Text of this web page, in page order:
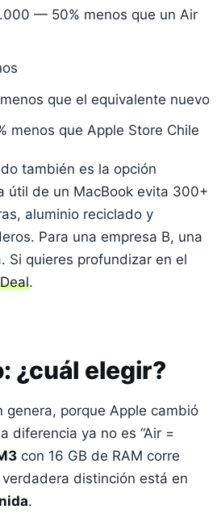
— 50% menos que un Air
que el equivalente nuevo
que Apple Store Chile
también es la opción
útil de un MacBook evita 300+
aluminio reciclado y
Para una empresa B, una
Si quieres profundizar en el
.
¿cuál elegir?
genera, porque Apple cambió
diferencia ya no es “Air =
con 16 GB de RAM corre
distinción está en
.